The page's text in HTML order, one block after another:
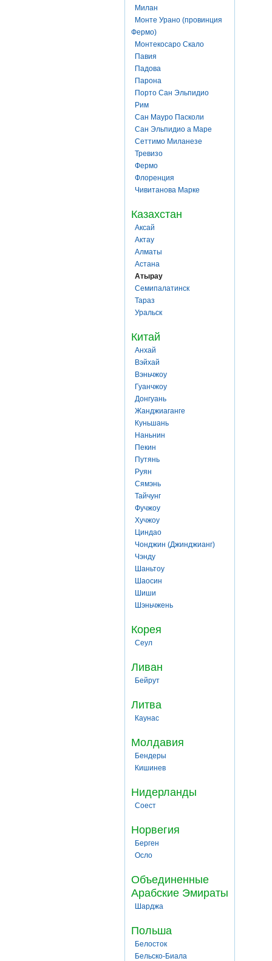
Милан
Монте Урано (провинция
Фермо)
Монтекосаро Скало
Павия
Падова
Парона
Порто Сан Эльпидио
Рим
Сан Мауро Пасколи
Сан Эльпидио а Маре
Сеттимо Миланезе
Тревизо
Фермо
Флоренция
Чивитанова Марке
Казахстан
Аксай
Актау
Алматы
Астана
Атырау
Семипалатинск
Тараз
Уральск
Китай
Анхай
Вэйхай
Вэньчжоу
Гуанчжоу
Донгуань
Жанджиаганге
Куньшань
Наньнин
Пекин
Путянь
Руян
Сямэнь
Тайчунг
Фучжоу
Хучжоу
Циндао
Чонджин (Джинджианг)
Чэнду
Шаньтоу
Шаосин
Шиши
Шэньчжень
Корея
Сеул
Ливан
Бейрут
Литва
Каунас
Молдавия
Бендеры
Кишинев
Нидерланды
Соест
Норвегия
Берген
Осло
Объединенные
Арабские Эмираты
Шарджа
Польша
Белосток
Бельско-Биала